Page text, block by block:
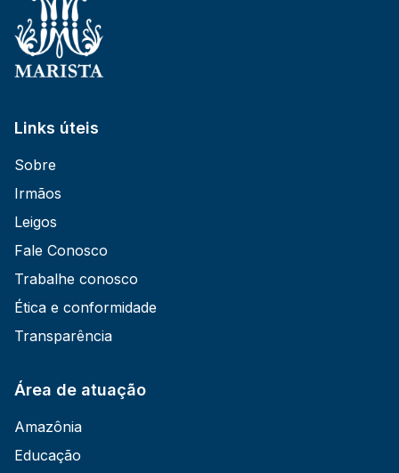
Links úteis
Sobre
Irmãos
Leigos
Fale Conosco
Trabalhe conosco
Ética e conformidade
Transparência
Área de atuação
Amazônia
Educação